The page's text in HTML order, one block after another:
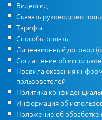
Видеогид
Скачать руководство
Тарифы
Способы оплаты
Лицензионный договор
Соглашение об
Правила оказания
пользователей
Политика
Информация об
Положение об обработке